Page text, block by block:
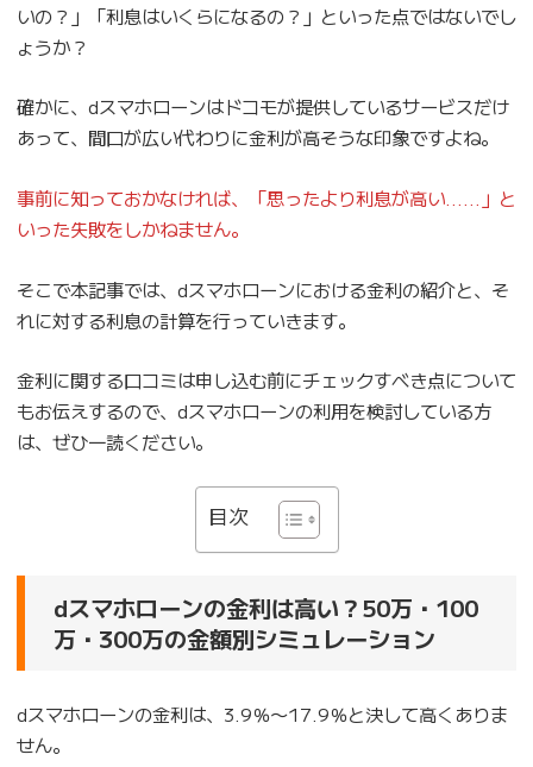
いの？」「利息はいくらになるの？」といった点ではないでし
ょうか？
確かに、dスマホローンはドコモが提供しているサービスだけ
あって、間口が広い代わりに金利が高そうな印象ですよね。
事前に知っておかなければ、「思ったより利息が高い……」と
いった失敗をしかねません。
そこで本記事では、dスマホローンにおける金利の紹介と、そ
れに対する利息の計算を行っていきます。
金利に関する口コミは申し込む前にチェックすべき点について
もお伝えするので、dスマホローンの利用を検討している方
は、ぜひ一読ください。
目次
dスマホローンの金利は高い？50万・100
万・300万の金額別シミュレーション
dスマホローンの金利は、3.9％〜17.9％と決して高くありま
せん。